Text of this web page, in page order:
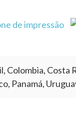
Colombia, Costa
Panamá,